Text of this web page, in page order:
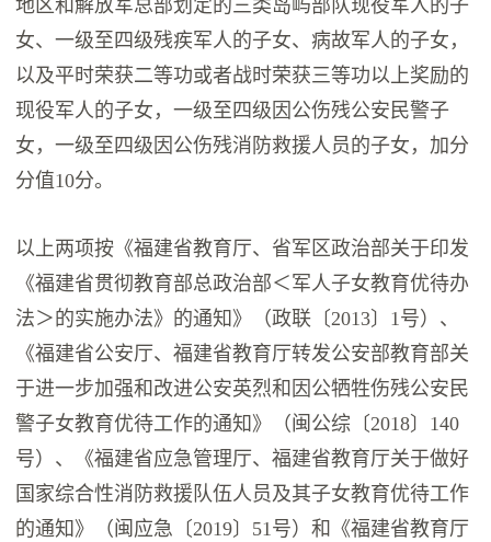
地区和解放军总部划定的三类岛屿部队现役军人的子
女、一级至四级残疾军人的子女、病故军人的子女，
以及平时荣获二等功或者战时荣获三等功以上奖励的
现役军人的子女，一级至四级因公伤残公安民警子
女，一级至四级因公伤残消防救援人员的子女，加分
分值10分。
以上两项按《福建省教育厅、省军区政治部关于印发
《福建省贯彻教育部总政治部＜军人子女教育优待办
法＞的实施办法》的通知》（政联〔2013〕1号）、
《福建省公安厅、福建省教育厅转发公安部教育部关
于进一步加强和改进公安英烈和因公牺牲伤残公安民
警子女教育优待工作的通知》（闽公综〔2018〕140
号）、《福建省应急管理厅、福建省教育厅关于做好
国家综合性消防救援队伍人员及其子女教育优待工作
的通知》（闽应急〔2019〕51号）和《福建省教育厅